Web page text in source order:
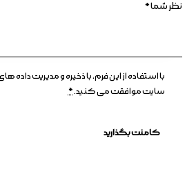
با استفاده از این فرم، با ذخیره و مدیریت
سایت موافقت می کنید.*